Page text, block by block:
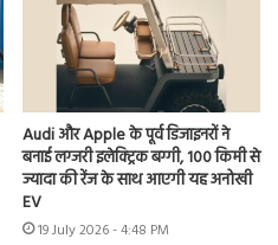
Audi और Apple के पूर्व डिजाइनरों ने
बनाई लग्जरी इलेक्ट्रिक बग्गी, 100 किमी से
ज्यादा की रेंज के साथ आएगी यह अनोखी
EV
19 July 2026 - 4:48 PM